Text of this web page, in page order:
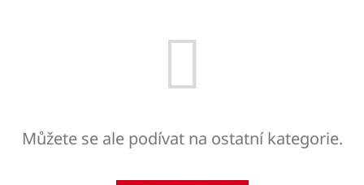
Můžete se ale podívat na ostatní kategorie.